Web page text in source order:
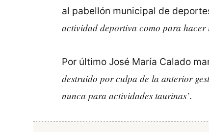
al pabellón municipal de
actividad deportiva como para hacer
Por último José María Calado
destruido por culpa de la anterior
nunca para actividades taurinas’.